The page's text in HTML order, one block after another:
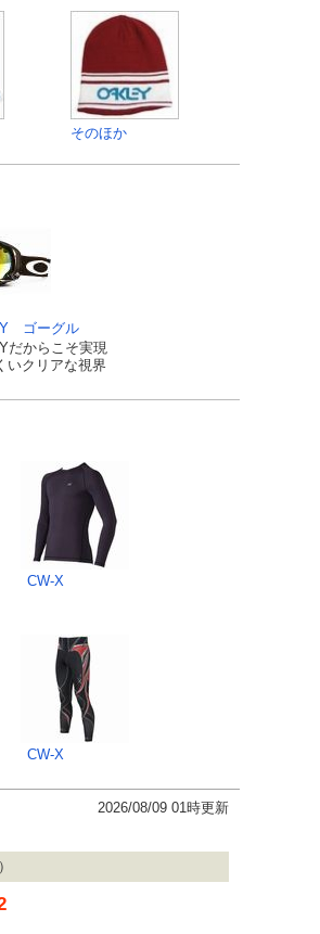
そのほか
ゴーグル
だからこそ実現
いクリアな視界
CW-X
CW-X
2026/08/09 01時更新